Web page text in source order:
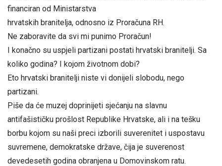
financiran od Ministarstva
hrvatskih branitelja, odnosno iz Proračuna RH.
Ne zaboravite da svi mi punimo Proračun!
I konačno su uspjeli partizani postati hrvatski branitelji. Sa
koliko godina? I kojom životnom dobi?
Eto hrvatski branitelji niste vi donijeli slobodu, nego
partizani.
Piše da će muzej doprinijeti sjećanju na slavnu
antifašističku prošlost Republike Hrvatske, ali i na tešku
borbu kojom su naši preci izborili suverenitet i uspostavu
suvremene, demokratske države, čija je suverenost
devedesetih godina obranjena u Domovinskom ratu.